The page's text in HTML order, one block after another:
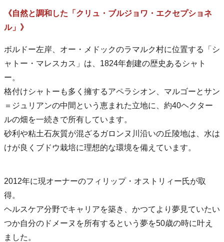
《自然と調和した「クリュ・ブルジョワ・エクセプショネ
ル」》
ボルドー左岸、オー・メドックのラマルク村に位置する「シ
ャトー・マレスカス」は、1824年創建の歴史あるシャト
ー。
格付けシャトーも多く擁するアペラシオン、マルゴーとサン
＝ジュリアンの中間という恵まれた立地に、約40ヘクター
ルの畑を一続きで所有しています。
砂利や粘土石灰質が混ざるガロンヌ川沿いの丘陵地は、水は
けが良くブドウ栽培に理想的な環境を備えています。
2012年に現オーナーのフィリップ・オストリィー氏が取
得。
ヘルスケア分野でキャリアを築き、かつてより夢見ていたい
つか自分のドメーヌを所有するという夢を50歳の時に叶え
ました。